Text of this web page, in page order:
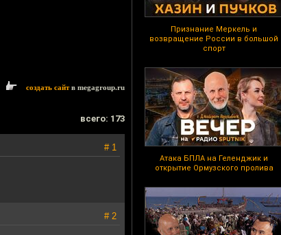
Признание Меркель и
возвращение России в большой
спорт
Атака БПЛА на Геленджик и
открытие Ормузского пролива
создать сайтв megagroup.ru
всего: 173
# 1
# 2